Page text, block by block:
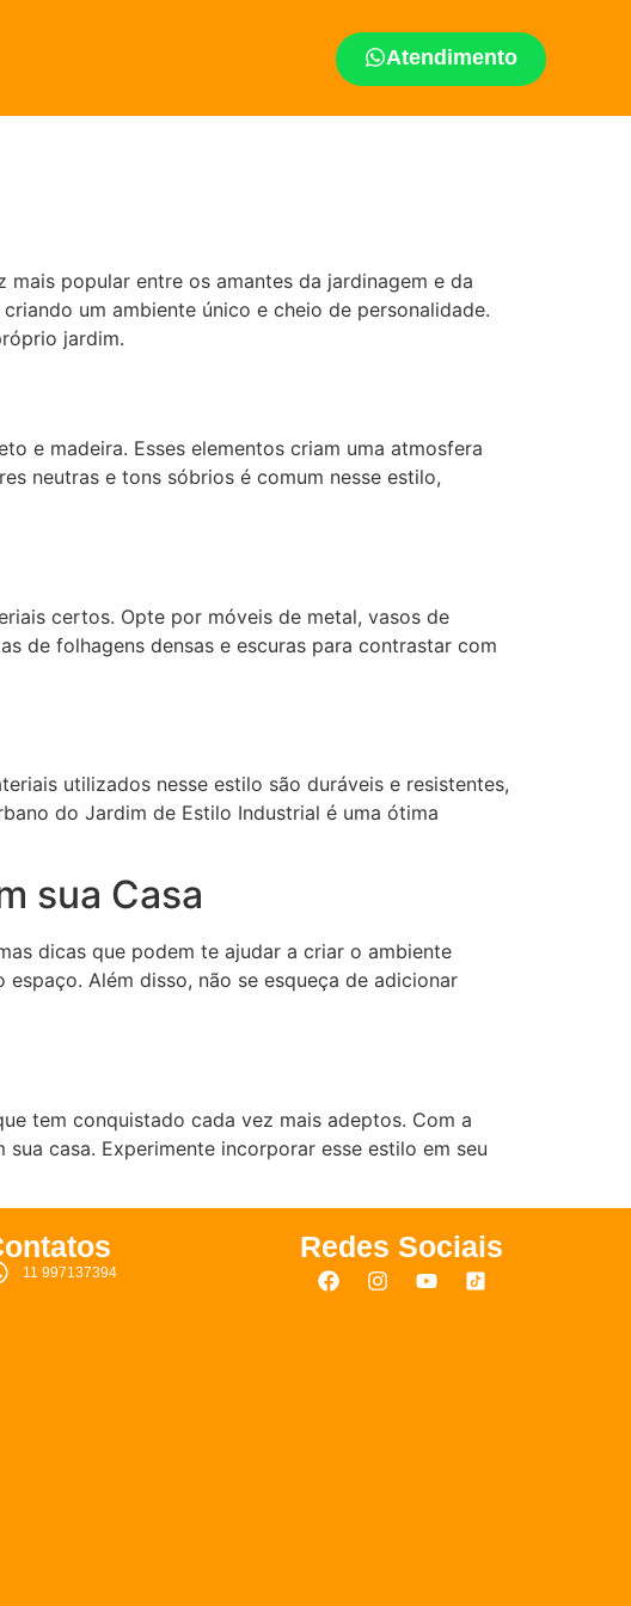
Atendimento
popular entre os amantes da jardinagem e da
um ambiente único e cheio de personalidade.
jardim.
e madeira. Esses elementos criam uma atmosfera
neutras e tons sóbrios é comum nesse estilo,
certos. Opte por móveis de metal, vasos de
de folhagens densas e escuras para contrastar com
utilizados nesse estilo são duráveis e resistentes,
do Jardim de Estilo Industrial é uma ótima
sua Casa
dicas que podem te ajudar a criar o ambiente
Além disso, não se esqueça de adicionar
tem conquistado cada vez mais adeptos. Com a
casa. Experimente incorporar esse estilo em seu
11 997137394
Redes Sociais